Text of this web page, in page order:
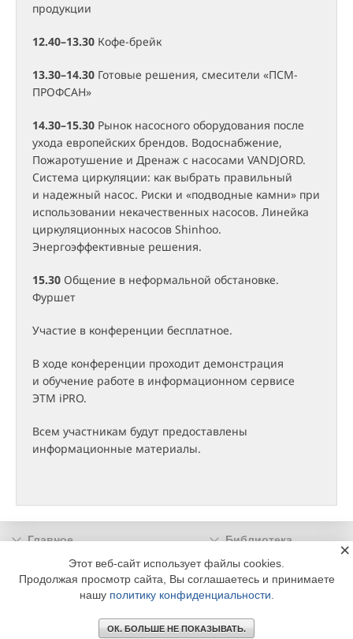
продукции
12.40–13.30 Кофе-брейк
13.30–14.30 Готовые решения, смесители «ПСМ-
ПРОФСАН»
14.30–15.30 Рынок насосного оборудования после
ухода европейских брендов. Водоснабжение,
Пожаротушение и Дренаж с насосами VANDJORD.
Система циркуляции: как выбрать правильный
и надежный насос. Риски и «подводные камни» при
использовании некачественных насосов. Линейка
циркуляционных насосов Shinhoo.
Энергоэффективные решения.
15.30 Общение в неформальной обстановке.
Фуршет
Участие в конференции бесплатное.
В ходе конференции проходит демонстрация
и обучение работе в информационном сервисе
ЭТМ iPRO.
Всем участникам будут предоставлены
информационные материалы.
Главное
Библиотека
Подписка
Реклама
Информация
© 2002 - 2026 OOO Издательский дом «МЕДИА ТЕХНОЛОДЖИ» +7 (495) 665-00-
Этот веб-сайт использует файлы cookies.
Продолжая просмотр сайта, Вы соглашаетесь и принимаете
нашу политику конфиденциальности
ОК. БОЛЬШЕ НЕ ПОКАЗЫВАТЬ.
×